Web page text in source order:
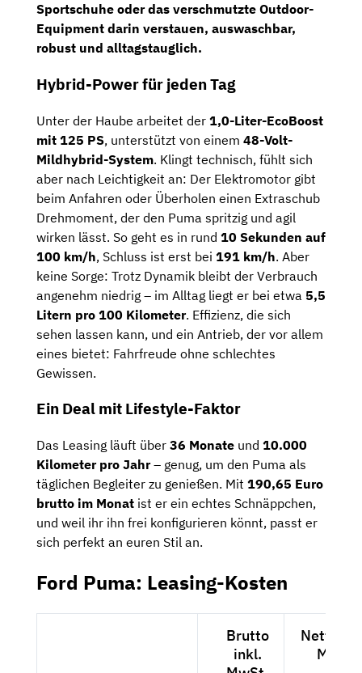
Sportschuhe oder das verschmutzte Outdoor-
Equipment darin verstauen, auswaschbar,
robust und alltagstauglich.
Hybrid-Power für jeden Tag
Unter der Haube arbeitet der 1,0-Liter-EcoBoost
mit 125 PS, unterstützt von einem 48-Volt-
Mildhybrid-System. Klingt technisch, fühlt sich
aber nach Leichtigkeit an: Der Elektromotor gibt
beim Anfahren oder Überholen einen Extraschub
Drehmoment, der den Puma spritzig und agil
wirken lässt. So geht es in rund 10 Sekunden auf
100 km/h, Schluss ist erst bei 191 km/h. Aber
keine Sorge: Trotz Dynamik bleibt der Verbrauch
angenehm niedrig – im Alltag liegt er bei etwa 5,5
Litern pro 100 Kilometer. Effizienz, die sich
sehen lassen kann, und ein Antrieb, der vor allem
eines bietet: Fahrfreude ohne schlechtes
Gewissen.
Ein Deal mit Lifestyle-Faktor
Das Leasing läuft über 36 Monate und 10.000
Kilometer pro Jahr– genug, um den Puma als
täglichen Begleiter zu genießen. Mit 190,65 Euro
brutto im Monat ist er ein echtes Schnäppchen,
und weil ihr ihn frei konfigurieren könnt, passt er
sich perfekt an euren Stil an.
Ford Puma: Leasing-Kosten
Brutto
inkl.
Netto
MwSt.